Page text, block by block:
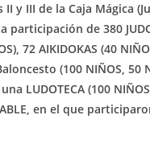
II y III de la Caja Mágica
participación de 380
72 AIKIDOKAS (40
(100 NIÑOS, 50
LUDOTECA (100
en el que